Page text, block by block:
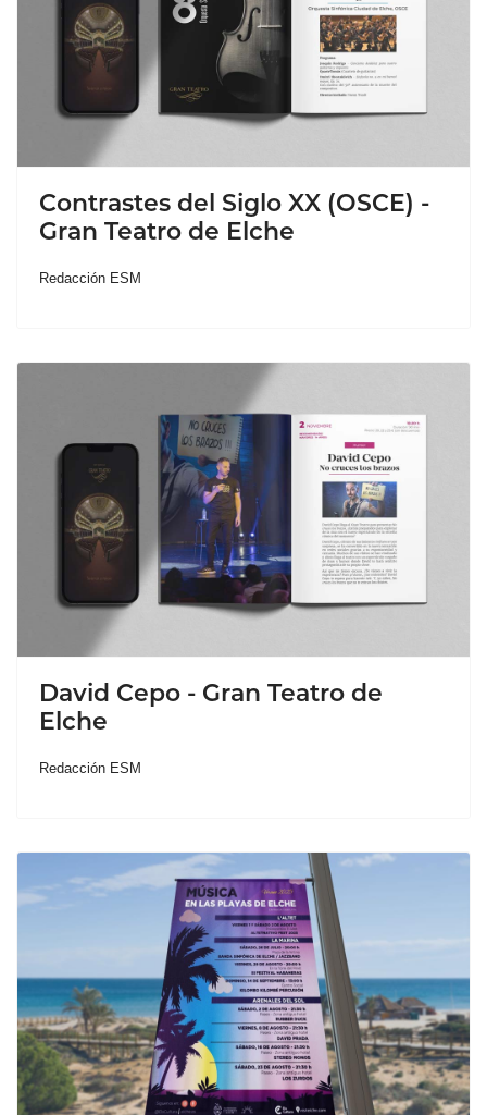
Contrastes del Siglo XX (OSCE) -
Gran Teatro de Elche
Redacción ESM
David Cepo - Gran Teatro de
Elche
Redacción ESM